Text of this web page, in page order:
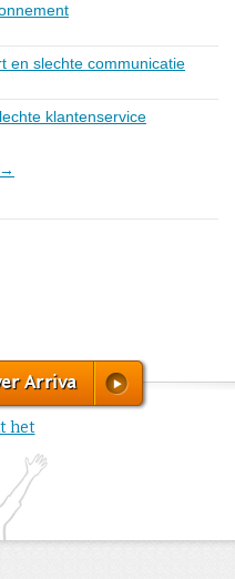
en slechte communicatie
klantenservice
Arriva
het